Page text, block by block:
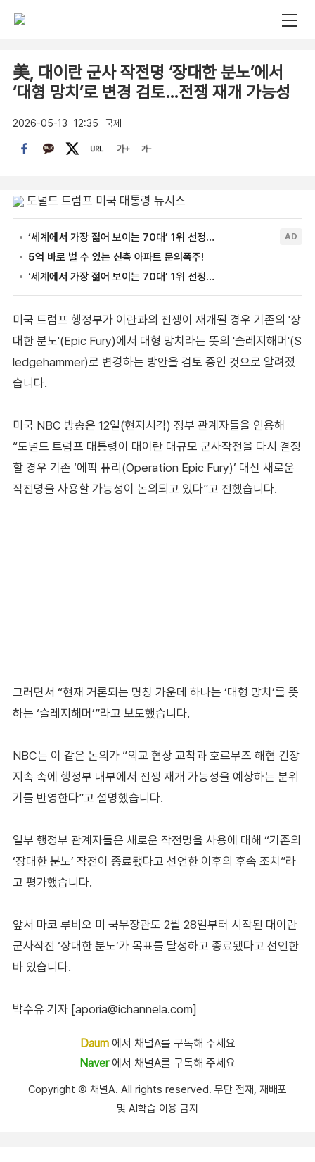
美, 대이란 군사 작전명 ‘장대한 분노’에서
‘대형 망치’로 변경 검토…전쟁 재개 가능성
2026-05-13 12:35 국제
도널드 트럼프 미국 대통령 뉴시스
미국 트럼프 행정부가 이란과의 전쟁이 재개될 경우 기존의 '장
대한 분노'(Epic Fury)에서 대형 망치라는 뜻의 '슬레지해머'(S
ledgehammer)로 변경하는 방안을 검토 중인 것으로 알려졌
습니다.
미국 NBC 방송은 12일(현지시각) 정부 관계자들을 인용해
“도널드 트럼프 대통령이 대이란 대규모 군사작전을 다시 결정
할 경우 기존 ‘에픽 퓨리(Operation Epic Fury)’ 대신 새로운
작전명을 사용할 가능성이 논의되고 있다”고 전했습니다.
그러면서 “현재 거론되는 명칭 가운데 하나는 ‘대형 망치’를 뜻
하는 ‘슬레지해머’”라고 보도했습니다.
NBC는 이 같은 논의가 “외교 협상 교착과 호르무즈 해협 긴장
지속 속에 행정부 내부에서 전쟁 재개 가능성을 예상하는 분위
기를 반영한다”고 설명했습니다.
일부 행정부 관계자들은 새로운 작전명을 사용에 대해 “기존의
‘장대한 분노’ 작전이 종료됐다고 선언한 이후의 후속 조치”라
고 평가했습니다.
앞서 마코 루비오 미 국무장관도 2월 28일부터 시작된 대이란
군사작전 ‘장대한 분노’가 목표를 달성하고 종료됐다고 선언한
바 있습니다.
박수유 기자 [aporia@ichannela.com]
Daum에서 채널A를 구독해 주세요
Naver에서 채널A를 구독해 주세요
Copyright Ⓒ 채널A. All rights reserved. 무단 전재, 재배포
및 AI학습 이용 금지